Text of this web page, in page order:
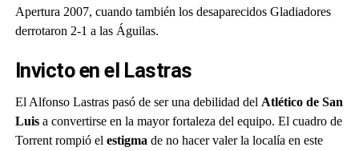
Apertura 2007, cuando también los desaparecidos Gladiadores
derrotaron 2-1 a las Águilas.
Invicto en el Lastras
El Alfonso Lastras pasó de ser una debilidad del Atlético de San
Luisa convertirse en la mayor fortaleza del equipo. El cuadro de
Torrent rompió el estigma de no hacer valer la localía en este